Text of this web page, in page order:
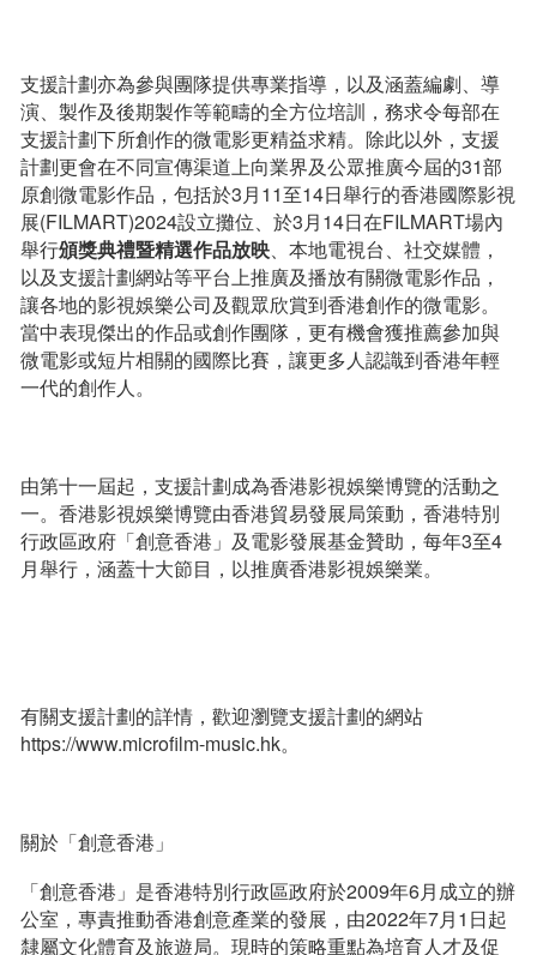
支援計劃亦為參與團隊提供專業指導，以及涵蓋編劇、導
演、製作及後期製作等範疇的全方位培訓，務求令每部在
支援計劃下所創作的微電影更精益求精。除此以外，支援
計劃更會在不同宣傳渠道上向業界及公眾推廣今屆的31部
原創微電影作品，包括於3月11至14日舉行的香港國際影視
展(FILMART)2024設立攤位、於3月14日在FILMART場內
舉行頒獎典禮暨精選作品放映 、本地電視台、社交媒體，
以及支援計劃網站等平台上推廣及播放有關微電影作品，
讓各地的影視娛樂公司及觀眾欣賞到香港創作的微電影。
當中表現傑出的作品或創作團隊，更有機會獲推薦參加與
微電影或短片相關的國際比賽，讓更多人認識到香港年輕
一代的創作人。
由第十一屆起，支援計劃成為香港影視娛樂博覽的活動之
一。香港影視娛樂博覽由香港貿易發展局策動，香港特別
行政區政府「創意香港」及電影發展基金贊助，每年3至4
月舉行，涵蓋十大節目，以推廣香港影視娛樂業。
有關支援計劃的詳情，歡迎瀏覽支援計劃的網站
https://www.microfilm-music.hk。
關於「創意香港」
「創意香港」是香港特別行政區政府於2009年6月成立的辦
公室，專責推動香港創意產業的發展，由2022年7月1日起
隸屬文化體育及旅遊局。現時的策略重點為培育人才及促